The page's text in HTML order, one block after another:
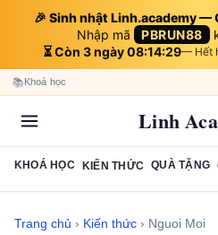
🎉 Sinh nhật Linh.academy —
Nhập mã PBRUN88
⏳ Còn 3 ngày 08:14:28— Hết
📚Khoá học
Linh
KHOÁ HỌC KIẾN THỨC QUÀ TẶNG
Trang chủ › Kiến thức › Nguoi Moi